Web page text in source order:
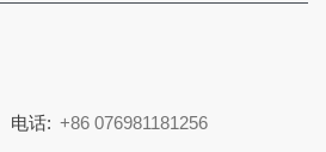
电话: +86 076981181256